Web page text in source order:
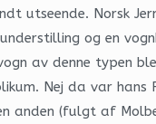
utseende. Norsk
og en
av denne typen
Nej da var hans
anden (fulgt af